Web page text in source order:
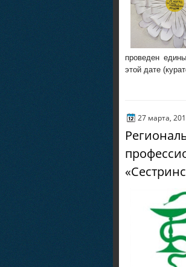
проведен
этой дате
27 марта,